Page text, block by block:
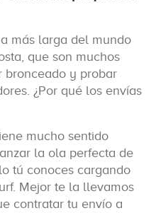
más larga del mundo
que son muchos
bronceado y probar
¿Por qué los envías
mucho sentido
la ola perfecta de
tú conoces cargando
Mejor te la llevamos
contratar tu envío a